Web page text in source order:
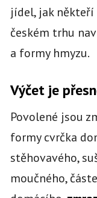
jídel, jak někteří
českém trhu
a formy hmyzu.
Výčet je
Povolené jsou
formy cvrčka
stěhovavého,
moučného,